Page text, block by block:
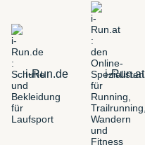
i-Run.de i-Run.at